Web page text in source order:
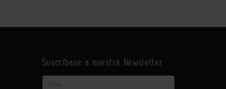
Suscríbase a nuestra Newsletter
Email